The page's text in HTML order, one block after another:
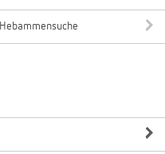
Hebammensuche